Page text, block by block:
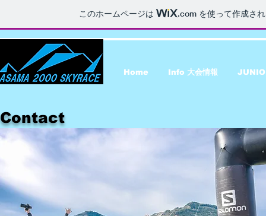
このホームページは .com を使って作成さ
Home Info 大会情報
Contact